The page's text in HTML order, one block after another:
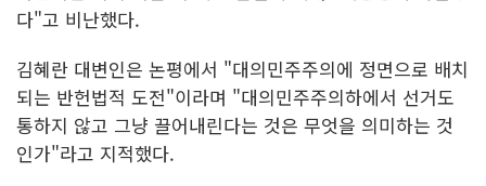
다"고 비난했다.
김혜란 대변인은 논평에서 "대의민주주의에 정면으로 배치
되는 반헌법적 도전"이라며 "대의민주주의하에서 선거도
통하지 않고 그냥 끌어내린다는 것은 무엇을 의미하는 것
인가"라고 지적했다.